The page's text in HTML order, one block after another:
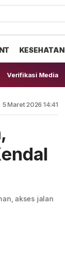
KESEHATAN
Verifikasi Media
5 Maret 2026 14:41
akses jalan